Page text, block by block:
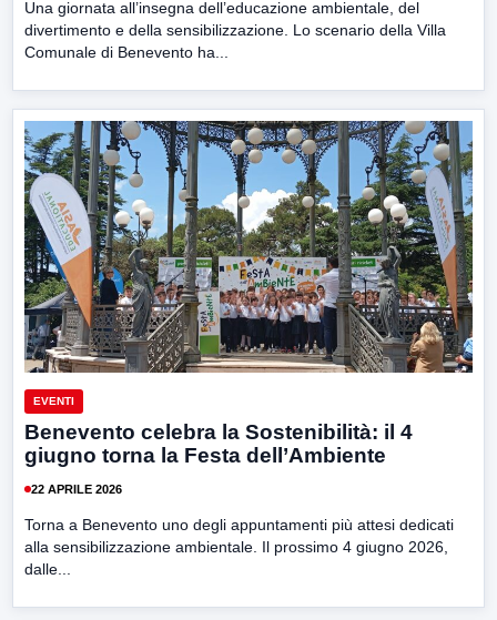
Una giornata all’insegna dell’educazione ambientale, del
divertimento e della sensibilizzazione. Lo scenario della Villa
Comunale di Benevento ha...
EVENTI
Benevento celebra la Sostenibilità: il 4
giugno torna la Festa dell’Ambiente
22 APRILE 2026
Torna a Benevento uno degli appuntamenti più attesi dedicati
alla sensibilizzazione ambientale. Il prossimo 4 giugno 2026,
dalle...